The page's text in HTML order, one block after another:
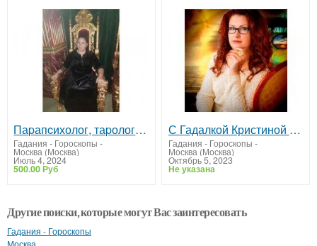
Паpапcихолог, таpолог Раиса
Гадания - Гороскопы -
Москва (Москва)
Июль 4, 2024
500.00 Руб
С Гадалкой Кристиной - Возможно Всё! Убедись прямо сейчас
Гадания - Гороскопы -
Москва (Москва)
Октябрь 5, 2023
Не указана
Другие поиски, которые могут Вас заинтересовать
Гадания - Гороскопы
Москва